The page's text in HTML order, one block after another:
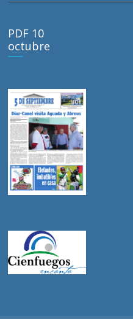
PDF 10
octubre